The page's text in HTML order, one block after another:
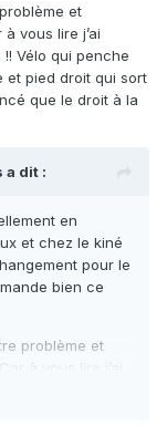
et
vous lire j’ai
Vélo qui penche
et pied droit qui sort
que le droit à la
a dit :
en
et chez le kiné
pour le
bien ce
problème et
à vous lire j’ai
!! Vélo qui